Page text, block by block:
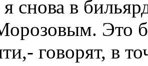
снова в
Это
говорят, в